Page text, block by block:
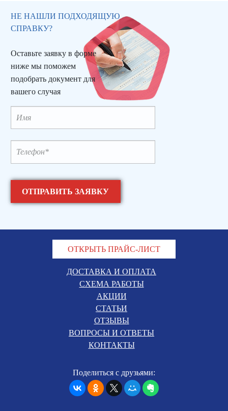
НЕ НАШЛИ ПОДХОДЯЩУЮ
СПРАВКУ?
Оставьте заявку в форме
ниже мы поможем
подобрать документ для
вашего случая
ОТКРЫТЬ ПРАЙС-ЛИСТ
ДОСТАВКА И ОПЛАТА
СХЕМА РАБОТЫ
АКЦИИ
СТАТЬИ
ОТЗЫВЫ
ВОПРОСЫ И ОТВЕТЫ
КОНТАКТЫ
Поделиться с друзьями: